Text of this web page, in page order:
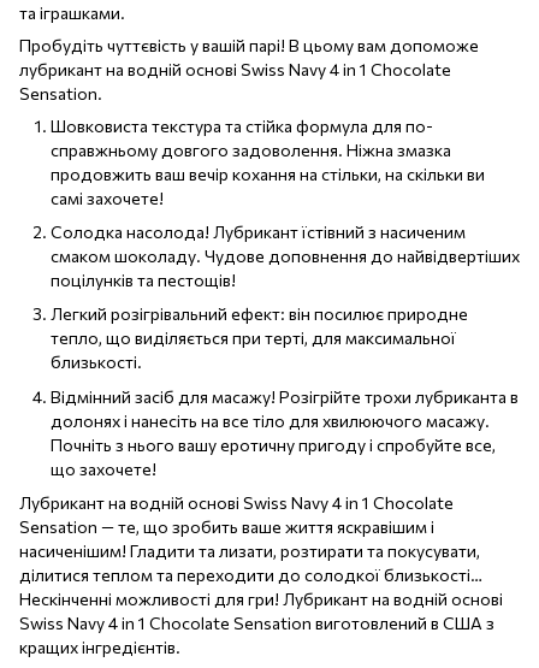
та іграшками.
Пробудіть чуттєвість у вашій парі! В цьому вам допоможе
лубрикант на водній основі Swiss Navy 4 in 1 Chocolate
Sensation.
Шовковиста текстура та стійка формула для по-
справжньому довгого задоволення. Ніжна змазка
продовжить ваш вечір кохання на стільки, на скільки ви
самі захочете!
Солодка насолода! Лубрикант їстівний з насиченим
смаком шоколаду. Чудове доповнення до найвідвертіших
поцілунків та пестощів!
Легкий розігрівальний ефект: він посилює природне
тепло, що виділяється при терті, для максимальної
близькості.
Відмінний засіб для масажу! Розігрійте трохи лубриканта в
долонях і нанесіть на все тіло для хвилюючого масажу.
Почніть з нього вашу еротичну пригоду і спробуйте все,
що захочете!
Лубрикант на водній основі Swiss Navy 4 in 1 Chocolate
Sensation — те, що зробить ваше життя яскравішим і
насиченішим! Гладити та лизати, розтирати та покусувати,
ділитися теплом та переходити до солодкої близькості…
Нескінченні можливості для гри! Лубрикант на водній основі
Swiss Navy 4 in 1 Chocolate Sensation виготовлений в США з
кращих інгредієнтів.